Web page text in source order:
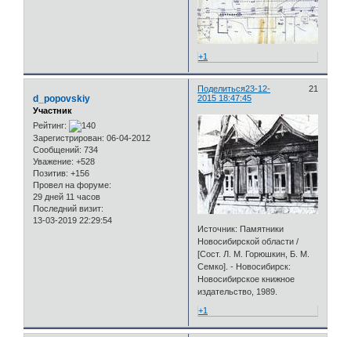
+1
Поделиться 21
23-12-
2015 18:47:45
d_popovskiy
Участник
Рейтинг:
Зарегистрирован: 06-04-2012
Сообщений: 734
Уважение: +528
Позитив: +156
Провел на форуме:
29 дней 11 часов
Последний визит:
13-03-2019 22:29:54
Источник: Памятники
Новосибирской области /
[Сост. Л. М. Горюшкин, Б. М.
Семко]. - Новосибирск:
Новосибирское книжное
издательство, 1989.
+1